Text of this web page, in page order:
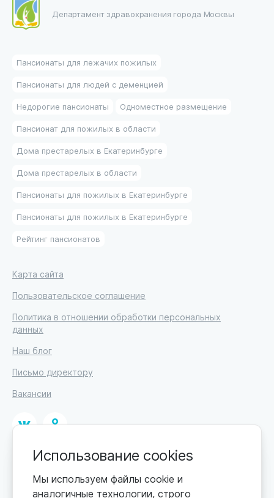
Департамент здравохранения города Москвы
Пансионаты для лежачих пожилых
Пансионаты для людей с деменцией
Недорогие пансионаты Одноместное размещение
Пансионат для пожилых в области
Дома престарелых в Екатеринбурге
Дома престарелых в области
Пансионаты для пожилых в Екатеринбурге
Пансионаты для пожилых в Екатеринбурге
Рейтинг пансионатов
Карта сайта
Пользовательское соглашение
Политика в отношении обработки персональных
данных
Наш блог
Письмо директору
Вакансии
© 2026
ИП Высоцкий Дмитрий Петрович, ИНН 233610721148
Использование cookies
Мы используем файлы cookie и
аналогичные технологии, строго